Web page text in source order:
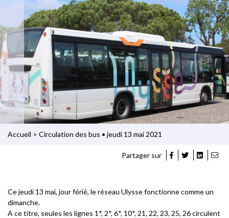
Accueil > Circulation des bus • jeudi 13 mai 2021
Partager sur
Ce jeudi 13 mai, jour férié, le réseau Ulysse fonctionne comme un
dimanche.
A ce titre, seules les lignes 1*, 2*, 6*, 10*, 21, 22, 23, 25, 26 circulent